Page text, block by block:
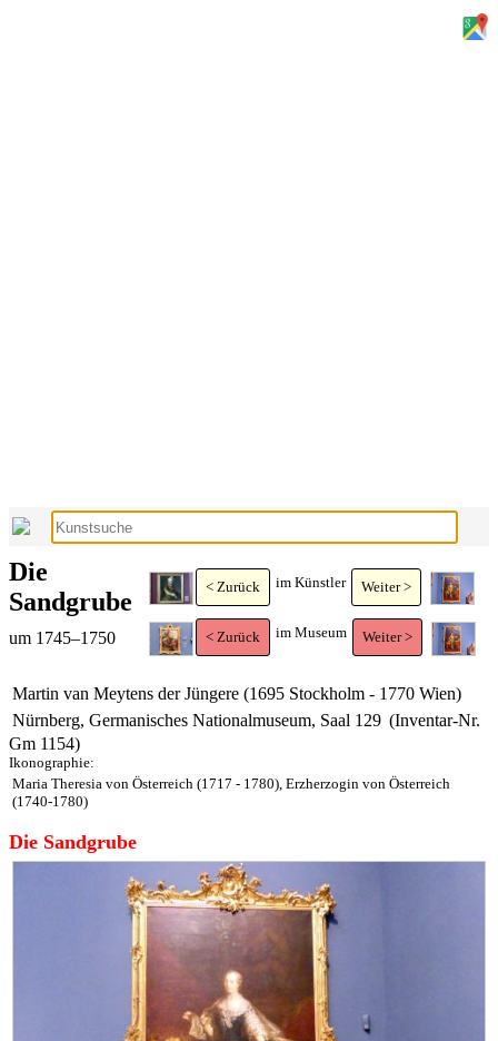
< Zurück im Künstler Weiter >
< Zurück im Museum Weiter >
Die
Sandgrube
um 1745–1750
Martin van Meytens der Jüngere (1695 Stockholm - 1770 Wien)
Nürnberg, Germanisches Nationalmuseum, Saal 129 (Inventar-Nr.
Gm 1154)
Ikonographie:
Maria Theresia von Österreich (1717 - 1780), Erzherzogin von Österreich
(1740-1780)
Die Sandgrube